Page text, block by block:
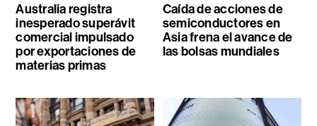
Australia registra
inesperado superávit
comercial impulsado
por exportaciones de
materias primas
Caída de acciones de
semiconductores en
Asia frena el avance de
las bolsas mundiales